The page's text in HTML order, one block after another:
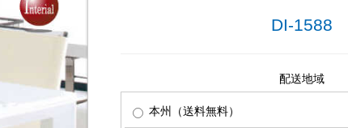
DI-1588
配送地域
本州（送料無料）